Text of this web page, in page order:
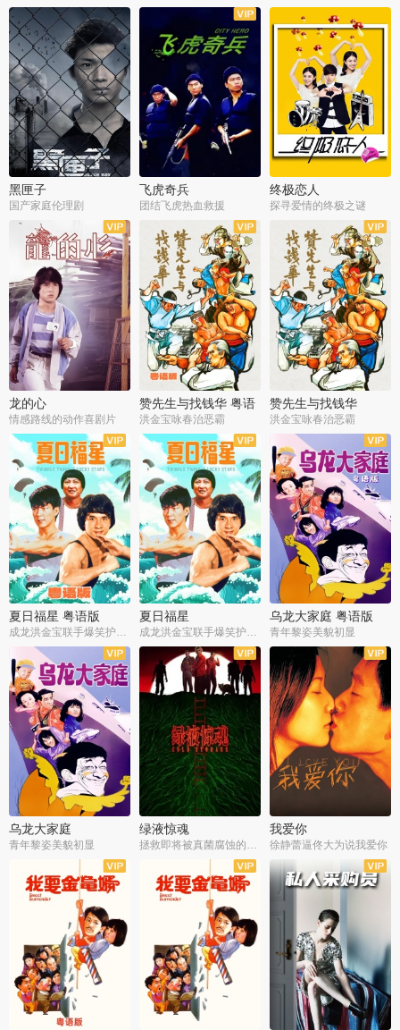
黑匣子
国产家庭伦理剧
飞虎奇兵
团结飞虎热血救援
终极恋人
探寻爱情的终极之谜
龙的心
情感路线的动作喜剧片
赞先生与找钱华 粤语
版
洪金宝咏春治恶霸
赞先生与找钱华
洪金宝咏春治恶霸
夏日福星 粤语版
成龙洪金宝联手爆笑护美女
夏日福星
成龙洪金宝联手爆笑护美女
乌龙大家庭 粤语版
青年黎姿美貌初显
乌龙大家庭
青年黎姿美貌初显
绿液惊魂
拯救即将被真菌腐蚀的世界
我爱你
徐静蕾逼佟大为说我爱你